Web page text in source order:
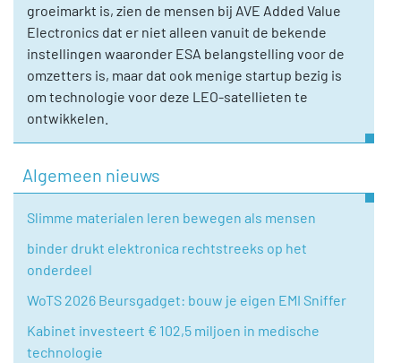
groeimarkt is, zien de mensen bij AVE Added Value
Electronics dat er niet alleen vanuit de bekende
instellingen waaronder ESA belangstelling voor de
omzetters is, maar dat ook menige startup bezig is
om technologie voor deze LEO-satellieten te
ontwikkelen.
Algemeen nieuws
Slimme materialen leren bewegen als mensen
binder drukt elektronica rechtstreeks op het
onderdeel
WoTS 2026 Beursgadget: bouw je eigen EMI Sniffer
Kabinet investeert € 102,5 miljoen in medische
technologie